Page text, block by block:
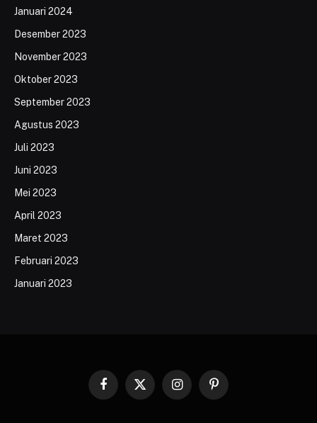
Januari 2024
Desember 2023
November 2023
Oktober 2023
September 2023
Agustus 2023
Juli 2023
Juni 2023
Mei 2023
April 2023
Maret 2023
Februari 2023
Januari 2023
Facebook
X
InstagramPinterest